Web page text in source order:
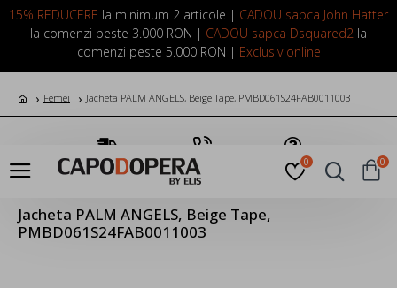
15% REDUCERE la minimum 2 articole | CADOU sapca John Hatter
la comenzi peste 3.000 RON | CADOU sapca Dsquared2 la
comenzi peste 5.000 RON | Exclusiv online
LOGIN INREGISTRARE
0 0
Femei Jacheta PALM ANGELS, Beige Tape, PMBD061S24FAB0011003
Transport Gratuit Suna Acum Pune o Intrebare
Jacheta PALM ANGELS, Beige Tape,
PMBD061S24FAB0011003